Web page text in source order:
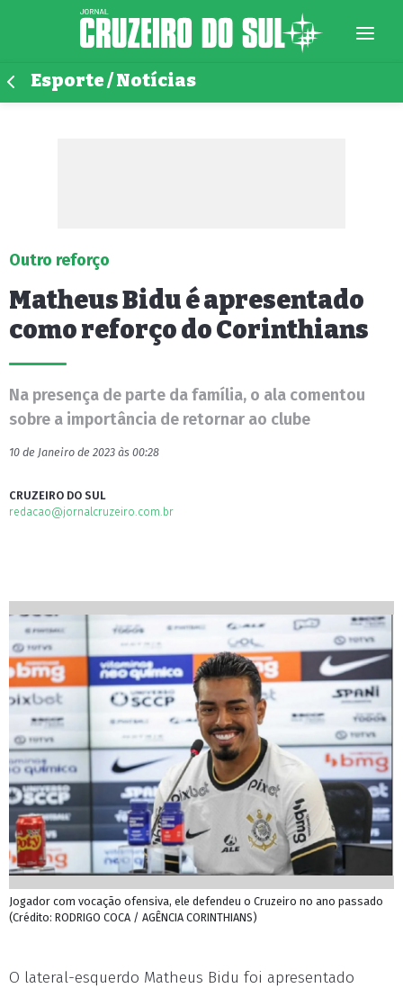
Esporte / Notícias
Outro reforço
Matheus Bidu é apresentado
como reforço do Corinthians
Na presença de parte da família, o ala comentou
sobre a importância de retornar ao clube
10 de Janeiro de 2023 às 00:28
CRUZEIRO DO SUL
redacao@jornalcruzeiro.com.br
Jogador com vocação ofensiva, ele defendeu o Cruzeiro no ano passado
(Crédito: RODRIGO COCA / AGÊNCIA CORINTHIANS)
O lateral-esquerdo Matheus Bidu foi apresentado